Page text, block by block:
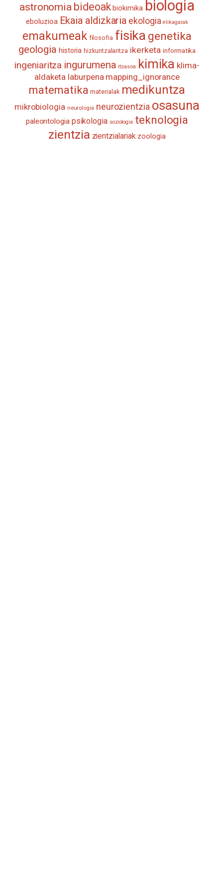
astronomia bideoak biokimika biologia
eboluzioa Ekaia aldizkaria ekologia elikagaiak
emakumeak filosofia fisika genetika
geologia historia hizkuntzalaritza ikerketa informatika
ingeniaritza ingurumena itsasoa kimika klima-
aldaketa laburpena mapping_ignorance
matematika materialak medikuntza
mikrobiologia neurologia neurozientzia osasuna
paleontologia psikologia soziologia teknologia
zientzia zientzialariak zoologia